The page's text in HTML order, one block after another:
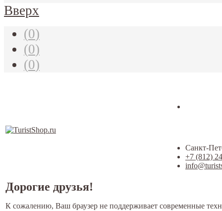
Вверх
(0)
(0)
(0)
Санкт-
+7 (812)
Дорогие друзья!
К сожалению, Ваш браузер не поддерживает современные